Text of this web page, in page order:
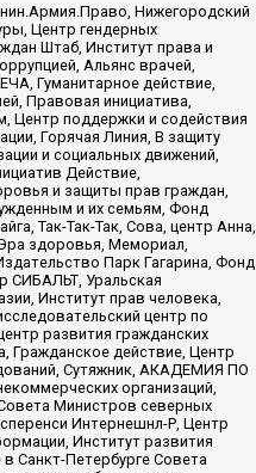
Нижегородский
Центр гендерных
Штаб, Институт права и
Альянс врачей,
Гуманитарное действие,
Правовая инициатива,
Центр поддержки и содействия
Горячая Линия, В защиту
и социальных движений,
Действие,
и защиты прав граждан,
и их семьям, Фонд
Так-Так-Так, Сова, центр Анна,
здоровья, Мемориал,
Парк Гагарина, Фонд
СИБАЛЬТ, Уральская
Институт прав человека,
центр по
развития гражданских
Гражданское действие, Центр
Сутяжник, АКАДЕМИЯ ПО
организаций,
Министров северных
Интернешнл-Р, Центр
Институт развития
Санкт-Петербурге Совета